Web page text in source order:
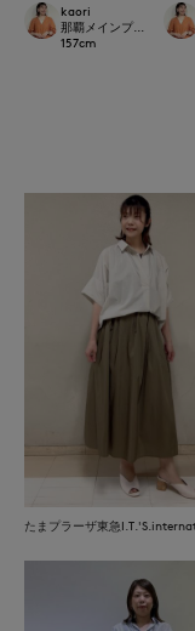
kaori
那覇メインプレイス
157cm
たまプラーザ東急